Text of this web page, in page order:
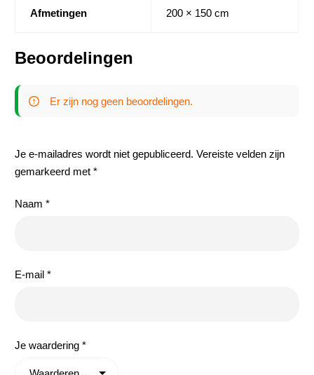
Afmetingen 200 × 150 cm
Beoordelingen
Er zijn nog geen beoordelingen.
Je e-mailadres wordt niet gepubliceerd. Vereiste velden zijn
gemarkeerd met*
Naam*
E-mail*
Je waardering*